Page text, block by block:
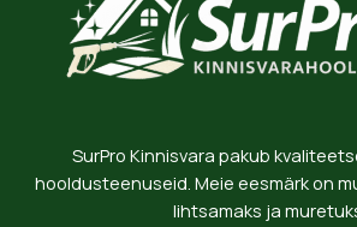
SurPro Kinnisvara pakub
hooldusteenuseid. Meie eesmärk on
lihtsamaks ja